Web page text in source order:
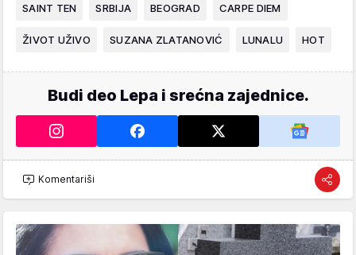
SAINT TEN SRBIJA BEOGRAD CARPE DIEM
ŽIVOT UŽIVO SUZANA ZLATANOVIĆ LUNALU HOT
Budi deo Lepa i srećna zajednice.
Komentariši